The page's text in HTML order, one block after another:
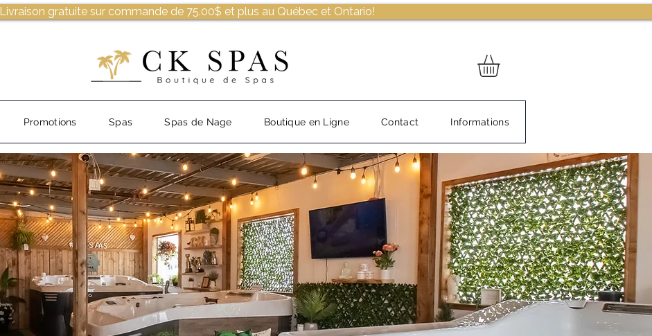
Livraison gratuite sur commande de 75.00$ et plus au Québec et Ontario!
Promotions Spas Spas de Nage Boutique en Ligne Contact Informations